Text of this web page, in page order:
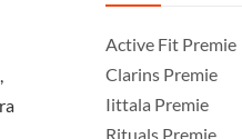
Active Fit Premie
Clarins Premie
Iittala Premie
Rituals Premie